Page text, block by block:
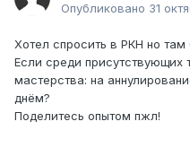
Опубликовано 31
Хотел спросить в РКН но
Если среди присутствующих
мастерства: на
днём?
Поделитесь опытом пжл!